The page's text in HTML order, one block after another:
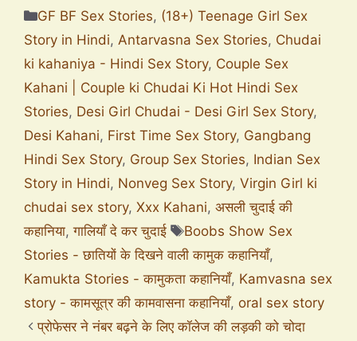
GF BF Sex Stories, (18+) Teenage Girl Sex
Story in Hindi, Antarvasna Sex Stories, Chudai
ki kahaniya - Hindi Sex Story, Couple Sex
Kahani | Couple ki Chudai Ki Hot Hindi Sex
Stories, Desi Girl Chudai - Desi Girl Sex Story,
Desi Kahani, First Time Sex Story, Gangbang
Hindi Sex Story, Group Sex Stories, Indian Sex
Story in Hindi, Nonveg Sex Story, Virgin Girl ki
chudai sex story, Xxx Kahani, असली चुदाई की
कहानिया,गालियाँ दे कर चुदाई
Boobs Show Sex
Stories - छातियों के दिखने वाली कामुक कहानियाँ,
Kamukta Stories - कामुकता कहानियाँ, Kamvasna sex
story - कामसूत्र की कामवासना कहानियाँ, oral sex story
प्रोफेसर ने नंबर बढ़ने के लिए कॉलेज की लड़की को चोदा